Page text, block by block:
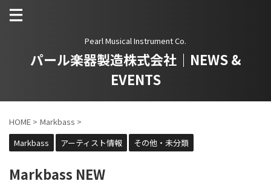
Pearl Musical Instrument Co.
パール楽器製造株式会社｜NEWS &
EVENTS
HOME > Markbass >
Markbass
アーティスト情報 その他・未分類
Markbass NEW